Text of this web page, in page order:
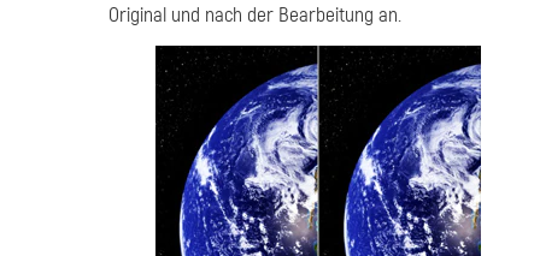
Original und nach der Bearbeitung an.